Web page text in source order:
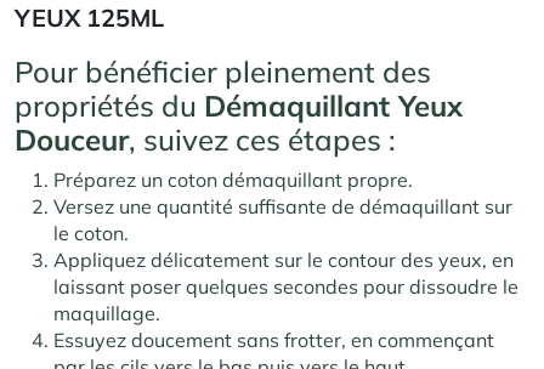
YEUX 125ML
Pour bénéficier pleinement des
propriétés du Démaquillant Yeux
Douceur, suivez ces étapes :
Préparez un coton démaquillant propre.
Versez une quantité suffisante de démaquillant sur
le coton.
Appliquez délicatement sur le contour des yeux, en
laissant poser quelques secondes pour dissoudre le
maquillage.
Essuyez doucement sans frotter, en commençant